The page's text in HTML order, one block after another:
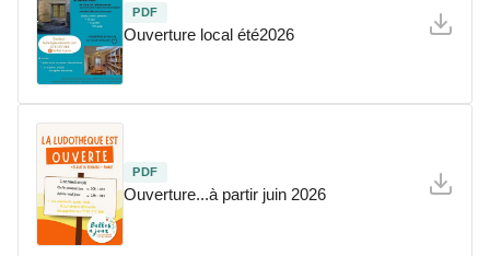
PDF
Ouverture local été2026
PDF
Ouverture...à partir juin 2026